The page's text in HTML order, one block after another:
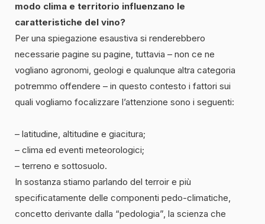
modo clima e territorio influenzano le
caratteristiche del vino?
Per una spiegazione esaustiva si renderebbero
necessarie pagine su pagine, tuttavia – non ce ne
vogliano agronomi, geologi e qualunque altra categoria
potremmo offendere – in questo contesto i fattori sui
quali vogliamo focalizzare l’attenzione sono i seguenti:
– latitudine, altitudine e giacitura;
– clima ed eventi meteorologici;
– terreno e sottosuolo.
In sostanza stiamo parlando del terroir e più
specificatamente delle componenti pedo-climatiche,
concetto derivante dalla “pedologia”, la scienza che